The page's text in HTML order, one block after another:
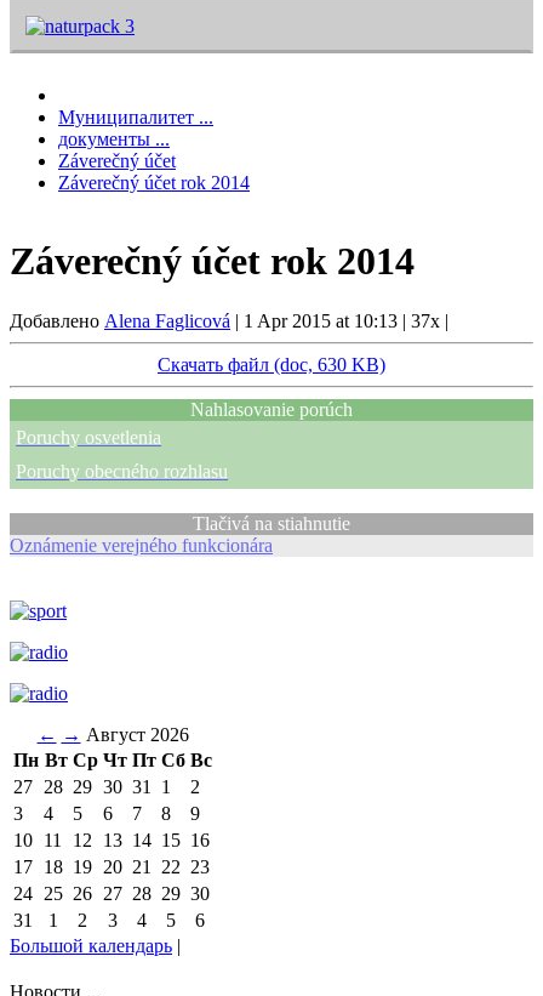
Муниципалитет ...
документы ...
Záverečný účet
Záverečný účet rok 2014
Záverečný účet rok 2014
Добавлено Alena Faglicová | 1 Apr 2015 at 10:13 | 37x |
Скачать файл (doc, 630 KB)
Nahlasovanie porúch
Poruchy osvetlenia
Poruchy obecného rozhlasu
Tlačivá na stiahnutie
Oznámenie verejného funkcionára
← → Август 2026
Пн Вт Ср Чт Пт Сб Вс
27 28 29 30 31 1
2
3
4 5 6 7 8
9
10 11 12 13 14 15 16
17 18 19 20 21 22 23
24 25 26 27 28 29 30
31
1 2 3 4 5
6
Большой календарь |
Новости ...